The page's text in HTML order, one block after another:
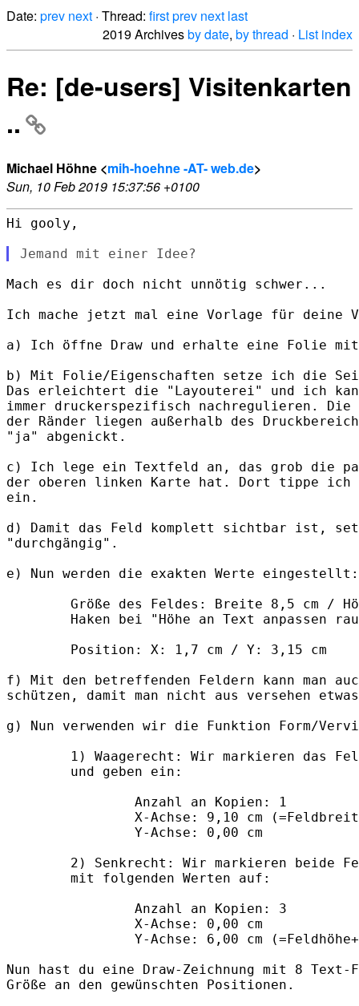
Date: prev next · Thread: firstprev next last
2019 Archivesby date, by thread · List index
Re: [de-users] Visitenkarten
..
Michael Höhne <mih-hoehne -AT- web.de>
Sun, 10 Feb 2019 15:37:56 +0100
Hi gooly,
Mach es dir doch nicht unnötig schwer...
Ich mache jetzt mal eine Vorlage für deine
a) Ich öffne Draw und erhalte eine Folie mit
b) Mit Folie/Eigenschaften setze ich die
Das erleichtert die "Layouterei" und ich
immer druckerspezifisch nachregulieren. Die
der Ränder liegen außerhalb des
"ja" abgenickt.
c) Ich lege ein Textfeld an, das grob die
der oberen linken Karte hat. Dort tippe ich
ein.
d) Damit das Feld komplett sichtbar ist,
"durchgängig".
e) Nun werden die exakten Werte eingestellt:
Größe des Feldes: Breite 8,5 cm /
Haken bei "Höhe an Text anpassen
        Position: X: 1,7 cm / Y: 3,15 cm
f) Mit den betreffenden Feldern kann man
schützen, damit man nicht aus versehen
g) Nun verwenden wir die Funktion Form/
1) Waagerecht: Wir markieren das
        und geben ein:
                Anzahl an Kopien: 1
X-Achse: 9,10 cm
                Y-Achse: 0,00 cm
2) Senkrecht: Wir markieren beide
        mit folgenden Werten auf:
                Anzahl an Kopien: 3
                X-Achse: 0,00 cm
Y-Achse: 6,00 cm
Nun hast du eine Draw-Zeichnung mit 8 Text-
Größe an den gewünschten Positionen.